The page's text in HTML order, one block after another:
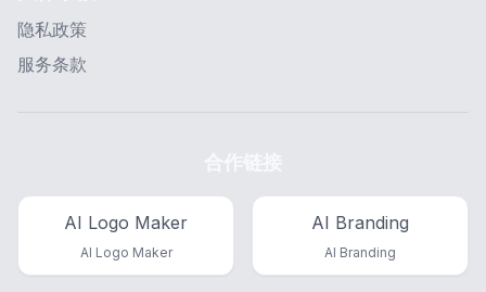
隐私政策
服务条款
AI Logo Maker
AI Logo Maker
AI Branding
AI Branding